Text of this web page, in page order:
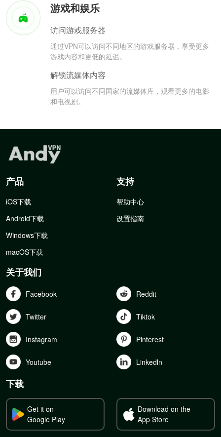
游戏和娱乐
访问游戏服务器
通过VPN可以访问不同地区的游戏服务器，享受更多
游戏内容和更低的延迟。
解锁流媒体内容
用户可以访问不同国家的流媒体库，观看更多的电影
和电视剧。
产品
iOS下载
Android下载
Windows下载
macOS下载
支持
帮助中心
设置指南
关于我们
Facebook Reddit
Twitter Tiktok
Instagram Pinterest
Youtube Linkedln
下载
Get it on
Google Play
Download on the
App Store